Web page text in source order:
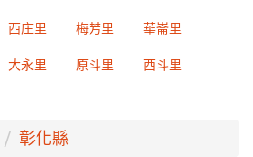
西庄里 梅芳里 華崙里
大永里 原斗里 西斗里
彰化縣